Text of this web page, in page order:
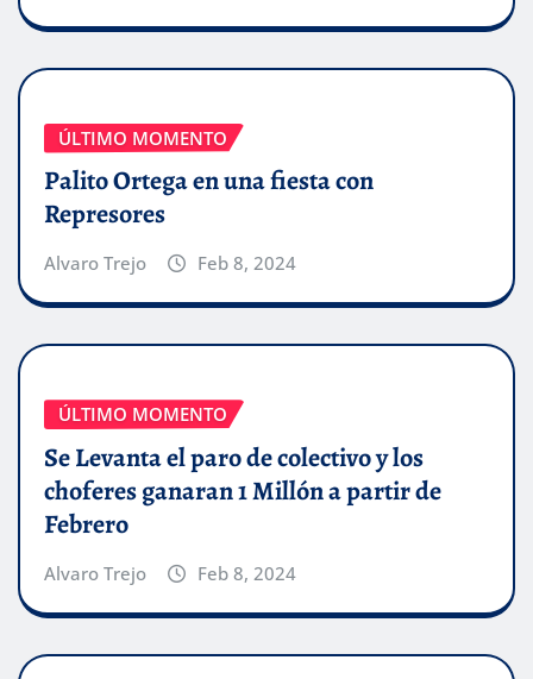
ÚLTIMO MOMENTO
Palito Ortega en una fiesta con
Represores
Alvaro Trejo Feb 8, 2024
ÚLTIMO MOMENTO
Se Levanta el paro de colectivo y los
choferes ganaran 1 Millón a partir de
Febrero
Alvaro Trejo Feb 8, 2024